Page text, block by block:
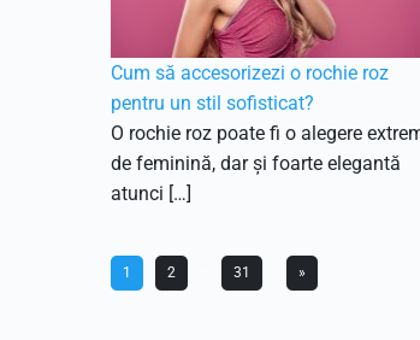
Cum să accesorizezi o rochie roz
pentru un stil sofisticat?
O rochie roz poate fi o alegere
de feminină, dar și foarte elegantă
atunci […]
1 2 31 »